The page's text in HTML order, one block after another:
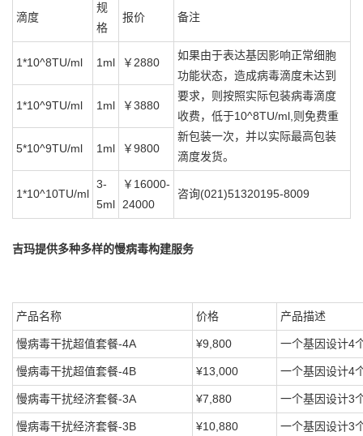
滴度
规
格
报价 备注
1*10^8TU/ml 1ml ￥2880
如果由于表达基因影响正常细胞
功能状态，造成病毒滴度未达到
要求，则按照实际包装病毒滴度
收费，低于10^8TU/ml,则免费重
新包装一次，并以实际最高包装
滴度发货。
1*10^9TU/ml 1ml ￥3880
5*10^9TU/ml 1ml ￥9800
1*10^10TU/ml
3-
5ml
￥16000-
24000
咨询(021)51320195-8009
吉玛提供多种多样的慢病毒构建服务
产品名称 价格 产品描述
慢病毒干扰超值套餐-4A ¥9,800 一个基因设计4
慢病毒干扰超值套餐-4B ¥13,000 一个基因设计4
慢病毒干扰经济套餐-3A ¥7,880 一个基因设计3
慢病毒干扰经济套餐-3B ¥10,880 一个基因设计3